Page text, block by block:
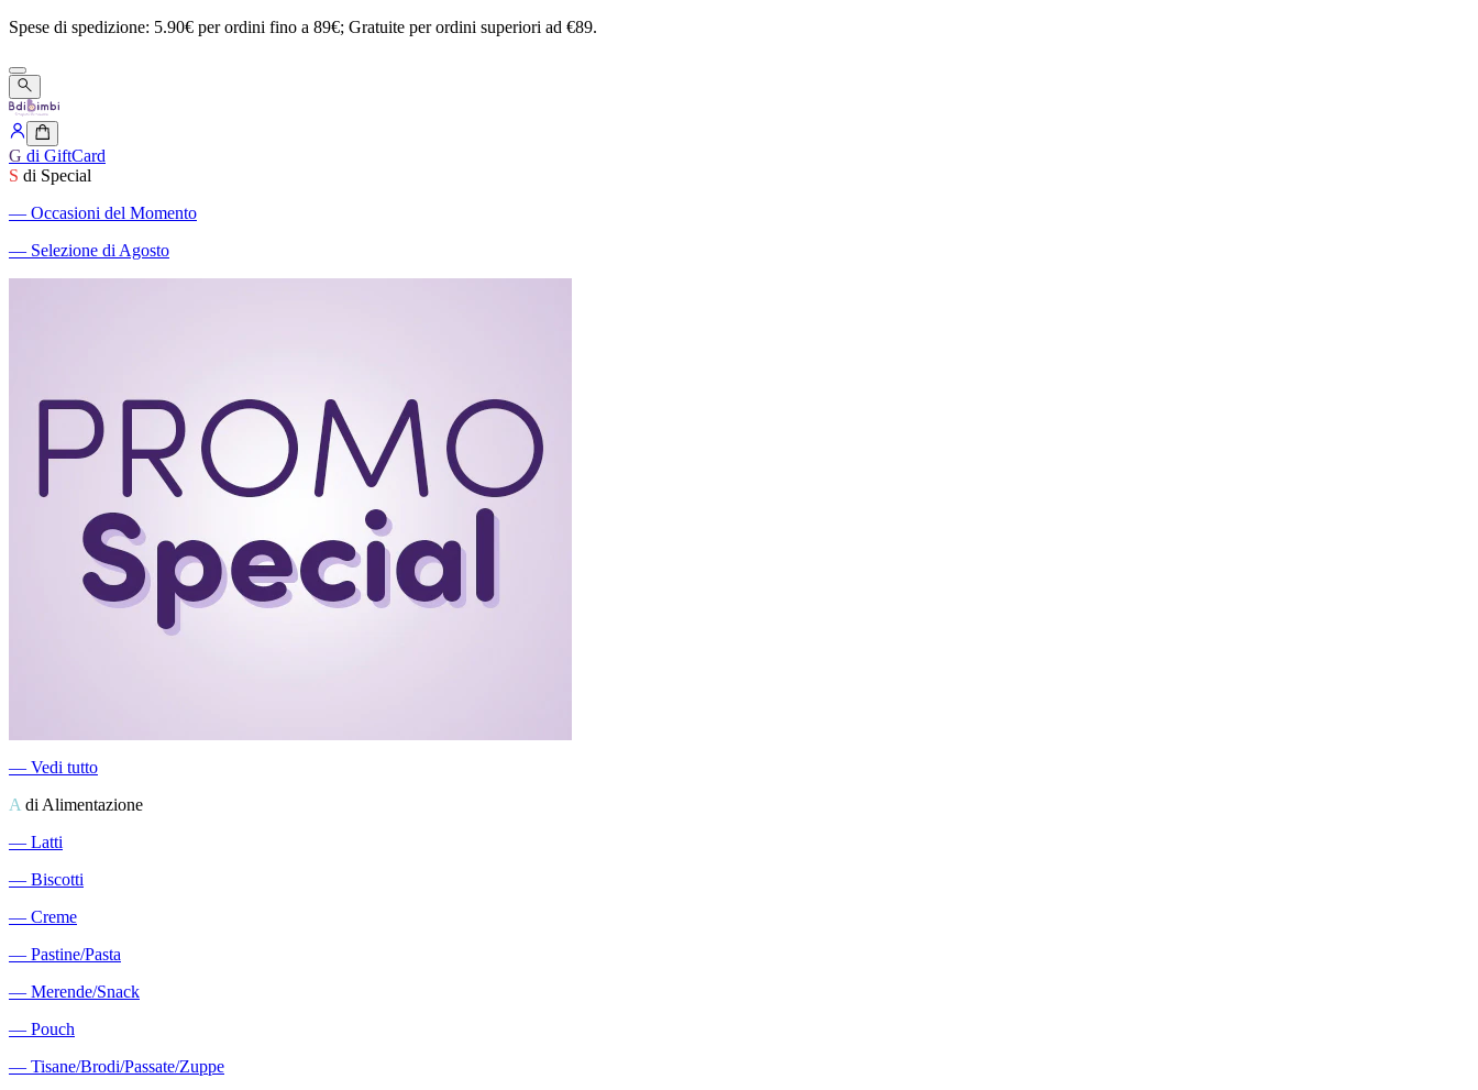
Spese di spedizione: 5.90€ perordini fino a 89€; Gratuite perordini superiori ad €89.
G di GiftCard
S di Special
― Occasioni del Momento
― Selezione di Agosto
― Vedi tutto
A di Alimentazione
― Latti
― Biscotti
― Creme
― Pastine/Pasta
― Merende/Snack
― Pouch
― Tisane/Brodi/Passate/Zuppe